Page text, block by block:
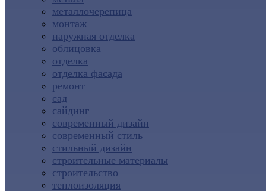
металлочерепица
монтаж
наружная отделка
облицовка
отделка
отделка фасада
ремонт
сад
сайдинг
современный дизайн
современный стиль
стильный дизайн
строительные материалы
строительство
теплоизоляция